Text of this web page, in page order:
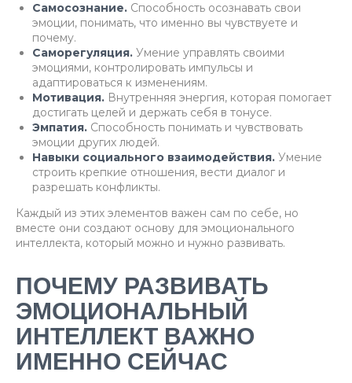
Самосознание. Способность осознавать свои
эмоции, понимать, что именно вы чувствуете и
почему.
Саморегуляция. Умение управлять своими
эмоциями, контролировать импульсы и
адаптироваться к изменениям.
Мотивация. Внутренняя энергия, которая помогает
достигать целей и держать себя в тонусе.
Эмпатия. Способность понимать и чувствовать
эмоции других людей.
Навыки социального взаимодействия. Умение
строить крепкие отношения, вести диалог и
разрешать конфликты.
Каждый из этих элементов важен сам по себе, но
вместе они создают основу для эмоционального
интеллекта, который можно и нужно развивать.
ПОЧЕМУ РАЗВИВАТЬ
ЭМОЦИОНАЛЬНЫЙ
ИНТЕЛЛЕКТ ВАЖНО
ИМЕННО СЕЙЧАС